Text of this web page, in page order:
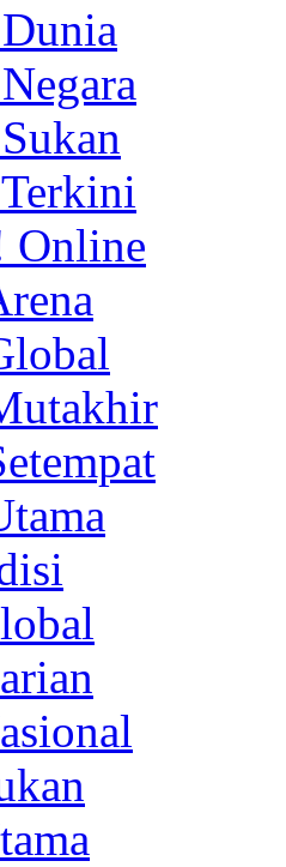
Online